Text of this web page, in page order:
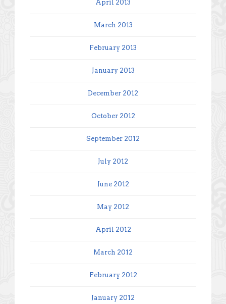
April 2013
March 2013
February 2013
January 2013
December 2012
October 2012
September 2012
July 2012
June 2012
May 2012
April 2012
March 2012
February 2012
January 2012